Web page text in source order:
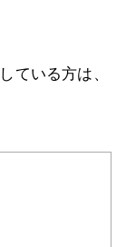
ている方は、